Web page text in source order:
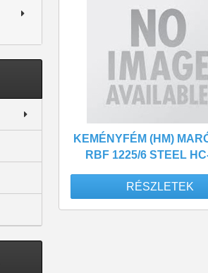
KEMÉNYFÉM (HM)
RBF 1225/6 STEEL
RÉSZLETEK